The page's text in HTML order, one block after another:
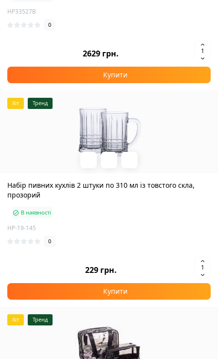
HP33527B
0
2629 грн.
Купити
Хіт Тренд
Набір пивних кухлів 2 штуки по 310 мл із товстого скла,
прозорий
В наявності
HP-19-145
0
229 грн.
Купити
Хіт Тренд